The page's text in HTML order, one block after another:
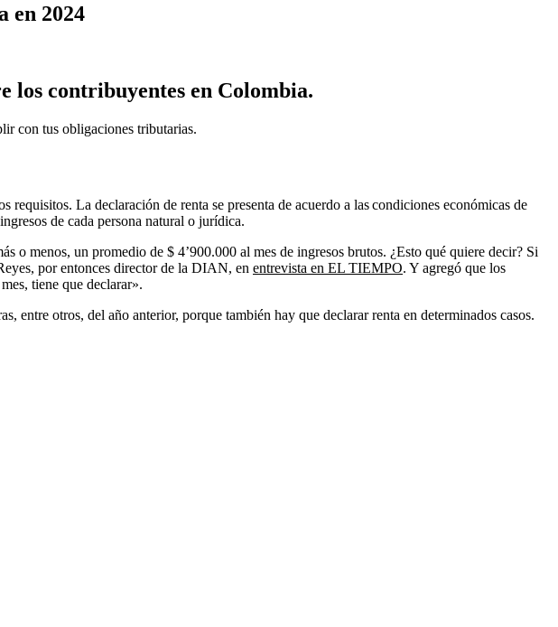
en 2024
los contribuyentes en Colombia.
con tus obligaciones tributarias.
La declaración de renta se presenta de acuerdo a las condiciones económicas de
de cada persona natural o jurídica.
o menos, un promedio de $ 4’900.000 al mes de ingresos brutos. ¿Esto qué quiere decir? Si
por entonces director de la DIAN, en entrevista en EL TIEMPO. Y agregó que los
tiene que declarar».
entre otros, del año anterior, porque también hay que declarar renta en determinados casos.